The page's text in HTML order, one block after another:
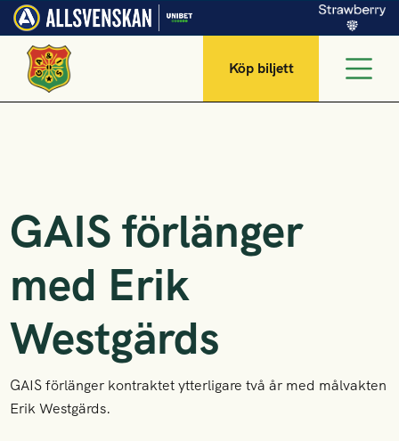
Köp biljett
GAIS förlänger
med Erik
Westgärds
GAIS förlänger kontraktet ytterligare två år med målvakten
Erik Westgärds.